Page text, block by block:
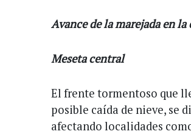
Avance de la marejada en
Meseta central
El frente tormentoso que
posible caída de nieve, se
afectando localidades